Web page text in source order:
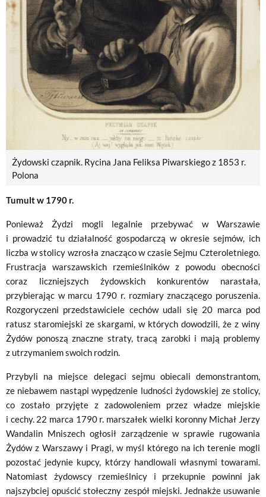
Żydowski czapnik. Rycina Jana Feliksa Piwarskiego z 1853 r.
Polona
Tumult w 1790 r.
Ponieważ Żydzi mogli legalnie przebywać w Warszawie
i prowadzić tu działalność gospodarczą w okresie sejmów, ich
liczba w stolicy wzrosła znacząco w czasie Sejmu Czteroletniego.
Frustracja warszawskich rzemieślników z powodu obecności
coraz liczniejszych żydowskich konkurentów narastała,
przybierając w marcu 1790 r. rozmiary znaczącego poruszenia.
Rozgoryczeni przedstawiciele cechów udali się 20 marca pod
ratusz staromiejski ze skargami, w których dowodzili, że z winy
Żydów ponoszą znaczne straty, tracą zarobki i mają problemy
z utrzymaniem swoich rodzin.
Przybyli na miejsce delegaci sejmu obiecali demonstrantom,
ze niebawem nastąpi wypędzenie ludności żydowskiej ze stolicy,
co zostało przyjęte z zadowoleniem przez władze miejskie
i cechy. 22 marca 1790 r. marszałek wielki koronny Michał Jerzy
Wandalin Mniszech ogłosił zarządzenie w sprawie rugowania
Żydów z Warszawy i Pragi, w myśl którego na ich terenie mogli
pozostać jedynie kupcy, którzy handlowali własnymi towarami.
Natomiast żydowscy rzemieślnicy i przekupnie powinni jak
najszybciej opuścić stołeczny zespół miejski. Jednakże usuwanie